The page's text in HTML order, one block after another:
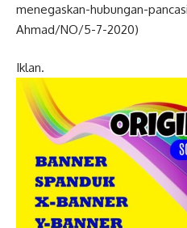
menegaskan-hubungan-
Ahmad/NO/5-7-2020)
Iklan.